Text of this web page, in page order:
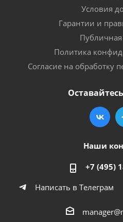
Условия
Гарантии и
Политика
Согласие на обработку
Наши
+7 (495)
Написать в Телеграм